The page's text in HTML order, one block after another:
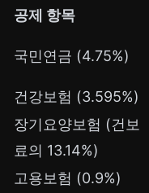
공제 항목
국민연금 (4.75%)
건강보험 (3.595%)
장기요양보험 (건보
료의 13.14%)
고용보험 (0.9%)